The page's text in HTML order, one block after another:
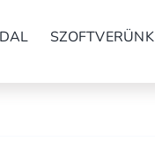
SZOFTVERÜNK